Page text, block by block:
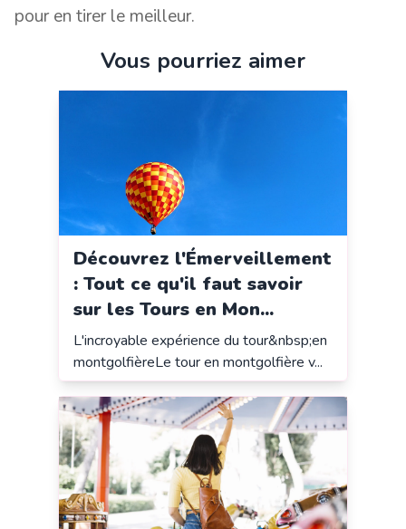
pour en tirer le meilleur.
Vous pourriez aimer
Découvrez l'Émerveillement
: Tout ce qu'il faut savoir
sur les Tours en Mon...
L'incroyable expérience du tour&nbsp;en
montgolfièreLe tour en montgolfière v...